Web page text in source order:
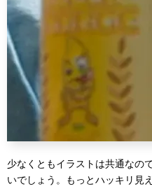
少なくともイラストは共通なの
いでしょう。もっとハッキリ見